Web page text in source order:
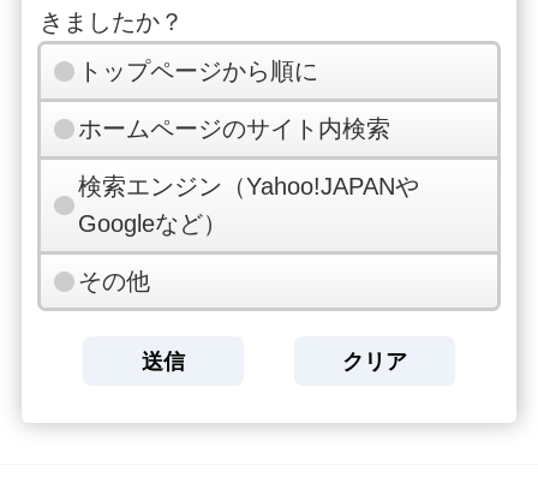
きましたか？
トップページから順に
ホームページのサイト内検索
検索エンジン（Yahoo!JAPANや
Googleなど）
その他